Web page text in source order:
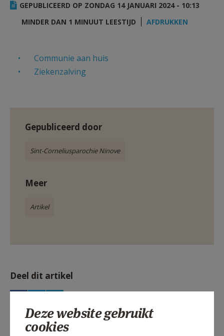
MIJN PAROCHIE
AANMELDEN OF REGISTREREN
GEPUBLICEERD OP ZONDAG 14 JANUARI 2024 - 10:13
MINDER DAN 1 MINUUT LEESTIJD
AFDRUKKEN
Communie aan huis
Ziekenzalving
Gepubliceerd door
Sint-Corneliusparochie Ninove
Meer
Artikel
Deel dit artikel
Deze website gebruikt
cookies